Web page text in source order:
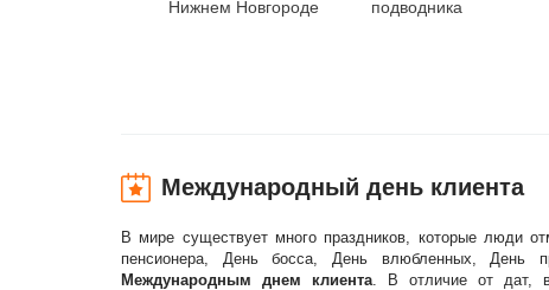
Нижнем Новгороде
подводника
Международный день клиента
В мире существует много праздников, которые люди
пенсионера, День босса, День влюбленных, День
Международным днем клиента. В отличие от дат,